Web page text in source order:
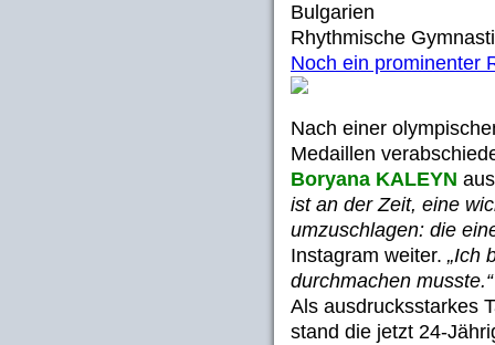
Bulgarien
Rhythmische
Noch ein prominenter
Nach einer
Medaillen
Boryana KALEYN
ist an der Zeit, eine
umzuschlagen: die
Instagram weiter. „Ich
durchmachen musste.“
Als ausdrucksstarkes
stand die jetzt 24-